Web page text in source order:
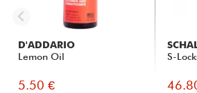
D'ADDARIO
Lemon Oil
5.50 €
S-